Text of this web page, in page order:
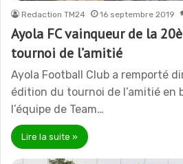
Redaction TM24 16 septembre 2019
Ayola FC vainqueur de la
tournoi de l’amitié
Ayola Football Club a remporté
édition du tournoi de l’amitié en
l’équipe de Team…
Lire la suite »